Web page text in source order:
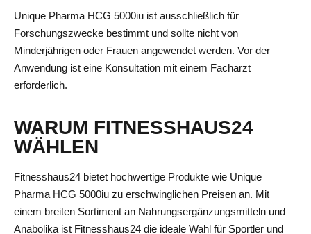
Unique Pharma HCG 5000iu ist ausschließlich für
Forschungszwecke bestimmt und sollte nicht von
Minderjährigen oder Frauen angewendet werden. Vor der
Anwendung ist eine Konsultation mit einem Facharzt
erforderlich.
WARUM FITNESSHAUS24
WÄHLEN
Fitnesshaus24 bietet hochwertige Produkte wie Unique
Pharma HCG 5000iu zu erschwinglichen Preisen an. Mit
einem breiten Sortiment an Nahrungsergänzungsmitteln und
Anabolika ist Fitnesshaus24 die ideale Wahl für Sportler und